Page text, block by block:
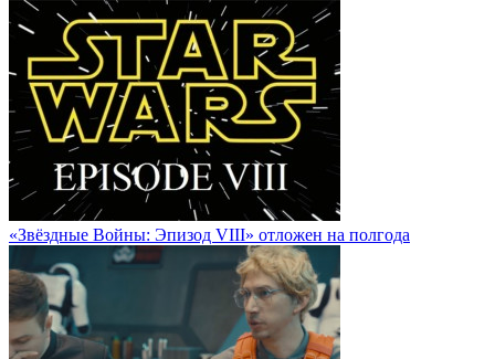
«Звёздные Войны: Эпизод VIII» отложен на полгода